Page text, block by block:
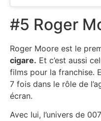
#5 Roger
Roger Moore est le
cigare. Et c’est aussi
films pour la franchise.
7 fois dans le rôle de
écran.
Avec lui, l’univers de